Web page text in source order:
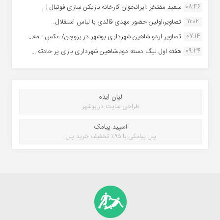
08:46 سعید مفتخر :ایرانجوان کارخانه بازیکن سازی فوتبال ا...
11:02
تصاویر،اولین حضور مهدی قائدی با لباس استقلال...
07:14 تصاویر اردو شاهین شهرداری بوشهر در بروجن/ عکس : مه...
09:24 هفته اول لیگ دسته دوم،شاهین شهرداری بازی پر حادثه ...
لیان ایده
طراحی سایت در بوشهر
اسپید پیامک
پنل پیامکی با ۹۵٪ تخفیف خرید پنل